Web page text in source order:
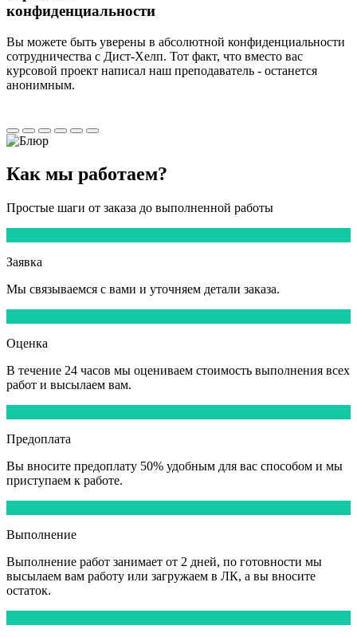
конфиденциальности
Вы можете быть уверены в абсолютной конфиденциальности
сотрудничества с Дист-Хелп. Тот факт, что вместо вас
курсовой проект написал наш преподаватель - останется
анонимным.
Как мы работаем?
Простые шаги от заказа до выполненной работы
Заявка
Мы связываемся с вами и уточняем детали заказа.
Оценка
В течение 24 часов мы оцениваем стоимость выполнения всех
работ и высылаем вам.
Предоплата
Вы вносите предоплату 50% удобным для вас способом и мы
приступаем к работе.
Выполнение
Выполнение работ занимает от 2 дней, по готовности мы
высылаем вам работу или загружаем в ЛК, а вы вносите
остаток.